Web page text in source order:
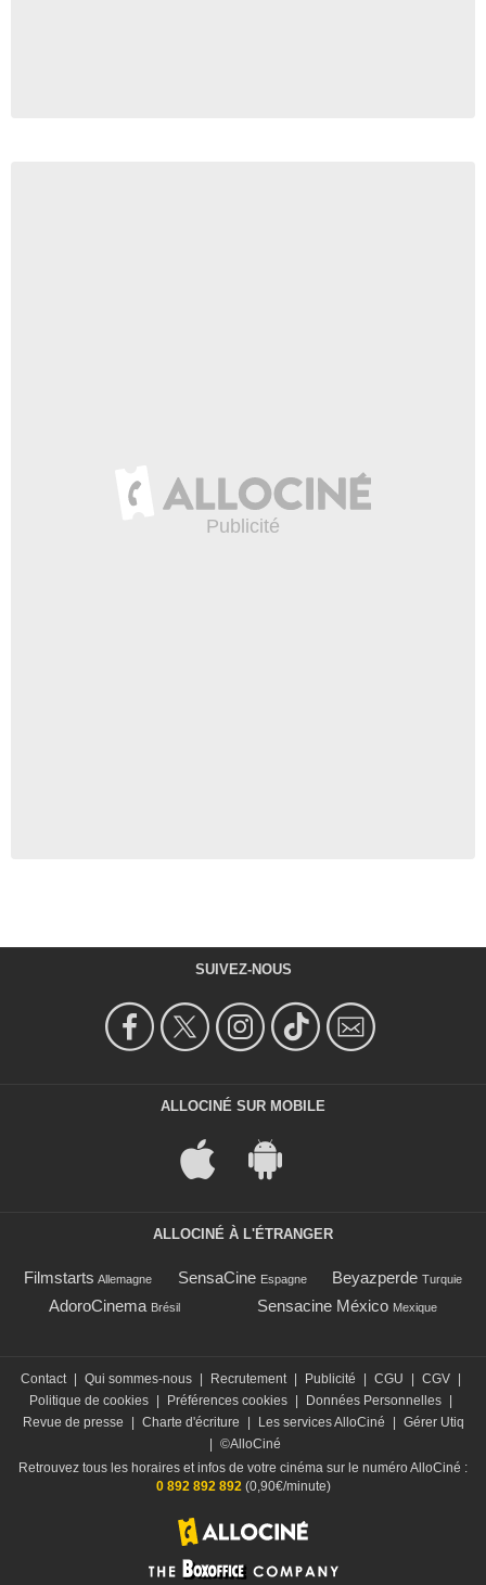
SUIVEZ-NOUS
ALLOCINÉ SUR MOBILE
ALLOCINÉ À L'ÉTRANGER
Filmstarts Allemagne SensaCine Espagne Beyazperde Turquie
AdoroCinema Brésil Sensacine México Mexique
Contact Qui sommes-nous Recrutement Publicité CGU CGV
Politique de cookies
Préférences cookies Données Personnelles
Revue de presse
Charte d'écriture Les services AlloCiné
Gérer Utiq
©AlloCiné
Retrouvez tous les horaires et infos de votre cinéma sur le numéro AlloCiné :
0 892 892 892(0,90€/minute)